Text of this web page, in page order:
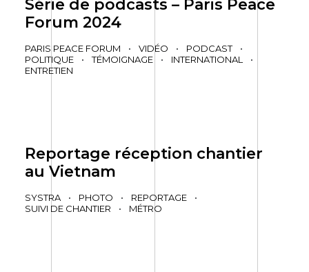
Série de podcasts – Paris Peace
Forum 2024
PARIS PEACE FORUM • VIDÉO • PODCAST
•
POLITIQUE
• TÉMOIGNAGE • INTERNATIONAL
•
ENTRETIEN
Reportage réception chantier
au Vietnam
SYSTRA • PHOTO • REPORTAGE
•
SUIVI DE CHANTIER
• MÉTRO